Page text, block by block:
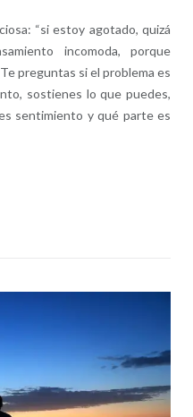
“si estoy agotado, quizá
incomoda, porque
preguntas si el problema es
sostienes lo que puedes,
sentimiento y qué parte es